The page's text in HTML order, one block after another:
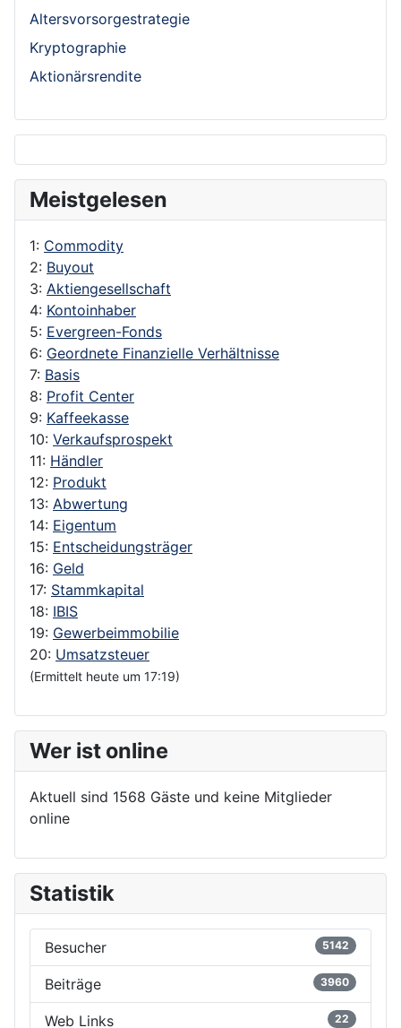
Altersvorsorgestrategie
Kryptographie
Aktionärsrendite
Meistgelesen
1: Commodity
2: Buyout
3: Aktiengesellschaft
4: Kontoinhaber
5: Evergreen-Fonds
6: Geordnete Finanzielle Verhältnisse
7: Basis
8: Profit Center
9: Kaffeekasse
10: Verkaufsprospekt
11: Händler
12: Produkt
13: Abwertung
14: Eigentum
15: Entscheidungsträger
16: Geld
17: Stammkapital
18: IBIS
19: Gewerbeimmobilie
20: Umsatzsteuer
(Ermittelt heute um 17:19)
Wer ist online
Aktuell sind 1568 Gäste und keine Mitglieder
online
Statistik
Besucher 5142
Beiträge 3960
Web Links 22